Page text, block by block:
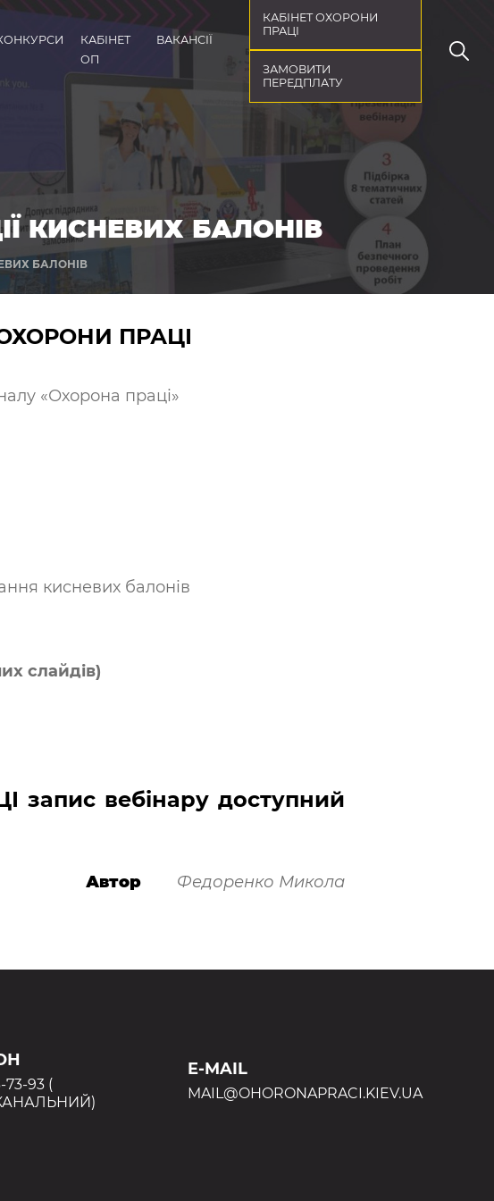
КАБІНЕТ
ОП
ВАКАНСІЇ
КАБІНЕТ ОХОРОНИ
ПРАЦІ
ЗАМОВИТИ
ПЕРЕДПЛАТУ
КИСНЕВИХ БАЛОНІВ
БАЛОНІВ
ОХОРОНИ ПРАЦІ
«Охорона праці»
кисневих балонів
слайдів)
вебінару доступний
Автор Федоренко Микола
73-93 (
E-MAIL
MAIL@OHORONAPRACI.KIEV.UA